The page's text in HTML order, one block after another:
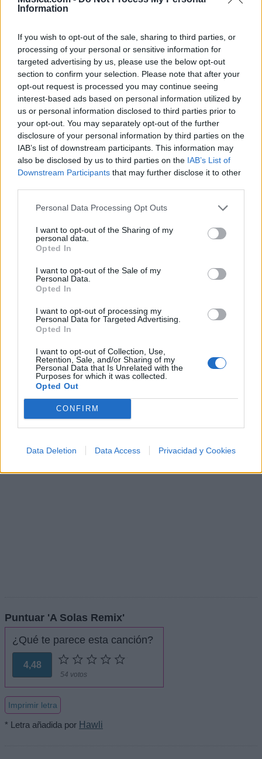
Information
If you wish to opt-out of the sale, sharing to third parties, or
processing of your personal or sensitive information for
targeted advertising by us, please use the below opt-out
section to confirm your selection. Please note that after your
opt-out request is processed you may continue seeing
interest-based ads based on personal information utilized by
us or personal information disclosed to third parties prior to
your opt-out. You may separately opt-out of the further
disclosure of your personal information by third parties on the
IAB’s list of downstream participants. This information may
also be disclosed by us to third parties on the IAB’s List of
Downstream Participants that may further disclose it to other
Personal Data Processing Opt Outs
I want to opt-out of the Sharing of my
personal data.
Opted In
I want to opt-out of the Sale of my
Personal Data.
Opted In
I want to opt-out of processing my
Personal Data for Targeted Advertising.
Opted In
I want to opt-out of Collection, Use,
Retention, Sale, and/or Sharing of my
Personal Data that Is Unrelated with the
Purposes for which it was collected.
Opted Out
CONFIRM
Data Deletion Data Access Privacidad y Cookies
ansioso por estar a solas con ella. Lunay y Lyanno se
alguien solo para ellos, mientras Anuel AA confiesa
estar obsesionado y siempre pensando en esa
persona especial, aunque esta lo trate como a un
extraño.
La canción continúa con Brytiago pidiendo un
descanso para liberar el estrés y revivir la pasión
pasada, Lyanno resaltando la sensualidad y el
misterio de una mujer única, y Alex Rose señalando
la dificultad de encontrar la conexión perdida en una
conflicto entre el deseo y la distancia, entre la
atracción caliente y la incertidumbre emocional.
Con un contagioso ritmo y letras provocativas, 'A
Solas Remix' nos sumerge en un mundo de
seducción, ansias y complicidad. Cada voz aporta su
propia perspectiva, creando una sinfonía de pasión y
anhelo. Es una melodía que invita a entregarse al
la sensación de que el amor y la pasión a veces
pueden ser complicados, pero siempre valen la pena'.
Disco 'Épico' Vídeo con letra
Puntuar 'A Solas Remix'
¿Qué te parece esta canción?
4,48
54 votos
Imprimir letra
* Letra añadida por Hawli